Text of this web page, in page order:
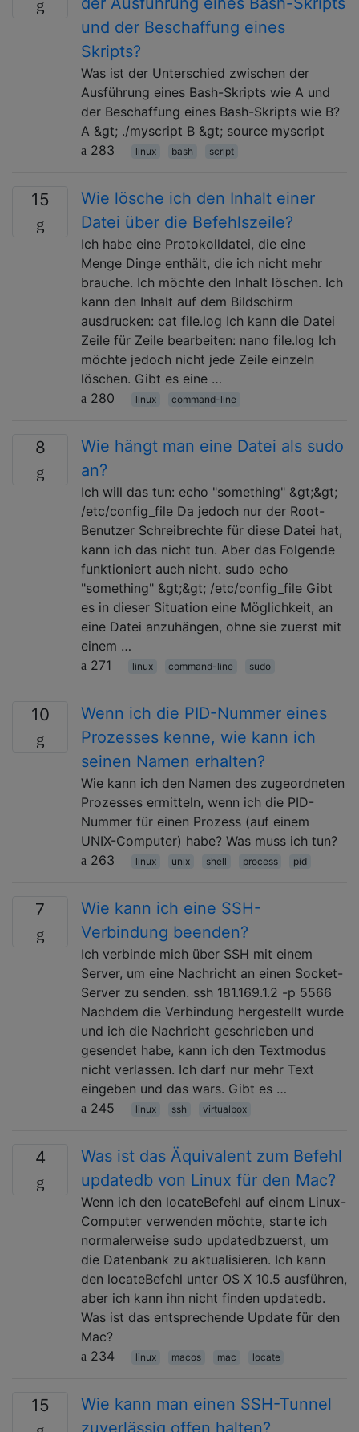
und der Beschaffung eines
Skripts?
Was ist der Unterschied zwischen der
Ausführung eines Bash-Skripts wie A und
der Beschaffung eines Bash-Skripts wie B?
A &gt; ./myscript B &gt; source myscript
283
linux bash script
15
Wie lösche ich den Inhalt einer
Datei über die Befehlszeile?
Ich habe eine Protokolldatei, die eine
Menge Dinge enthält, die ich nicht mehr
brauche. Ich möchte den Inhalt löschen. Ich
kann den Inhalt auf dem Bildschirm
ausdrucken: cat file.log Ich kann die Datei
Zeile für Zeile bearbeiten: nano file.log Ich
möchte jedoch nicht jede Zeile einzeln
löschen. Gibt es eine …
280
linux command-line
8
Wie hängt man eine Datei als sudo
an?
Ich will das tun: echo "something" &gt;&gt;
/etc/config_file Da jedoch nur der Root-
Benutzer Schreibrechte für diese Datei hat,
kann ich das nicht tun. Aber das Folgende
funktioniert auch nicht. sudo echo
"something" &gt;&gt; /etc/config_file Gibt
es in dieser Situation eine Möglichkeit, an
eine Datei anzuhängen, ohne sie zuerst mit
einem …
271
linux command-line sudo
10
Wenn ich die PID-Nummer eines
Prozesses kenne, wie kann ich
seinen Namen erhalten?
Wie kann ich den Namen des zugeordneten
Prozesses ermitteln, wenn ich die PID-
Nummer für einen Prozess (auf einem
UNIX-Computer) habe? Was muss ich tun?
263
linux unix shell process pid
7
Wie kann ich eine SSH-
Verbindung beenden?
Ich verbinde mich über SSH mit einem
Server, um eine Nachricht an einen Socket-
Server zu senden. ssh 181.169.1.2 -p 5566
Nachdem die Verbindung hergestellt wurde
und ich die Nachricht geschrieben und
gesendet habe, kann ich den Textmodus
nicht verlassen. Ich darf nur mehr Text
eingeben und das wars. Gibt es …
245
linux ssh virtualbox
4
Was ist das Äquivalent zum Befehl
updatedb von Linux für den Mac?
Wenn ich den locateBefehl auf einem Linux-
Computer verwenden möchte, starte ich
normalerweise sudo updatedbzuerst, um
die Datenbank zu aktualisieren. Ich kann
den locateBefehl unter OS X 10.5 ausführen,
aber ich kann ihn nicht finden updatedb.
Was ist das entsprechende Update für den
Mac?
234
linux macos mac locate
15
Wie kann man einen SSH-Tunnel
zuverlässig offen halten?